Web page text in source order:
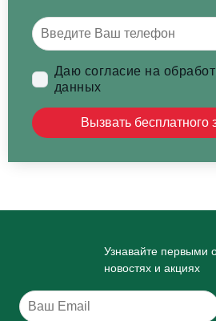
Даю согласие на
данных
Вызвать бесплатного
Узнавайте первыми
новостях и акциях